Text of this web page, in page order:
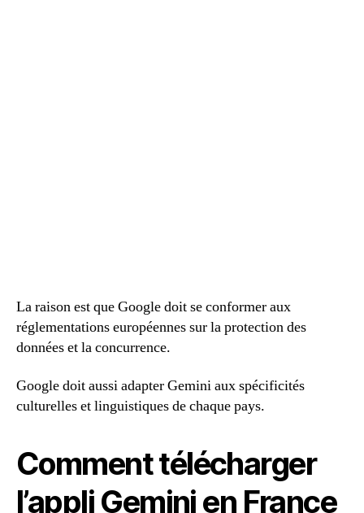
La raison est que Google doit se conformer aux
réglementations européennes sur la protection des
données et la concurrence.
Google doit aussi adapter Gemini aux spécificités
culturelles et linguistiques de chaque pays.
Comment télécharger
l’appli Gemini en France